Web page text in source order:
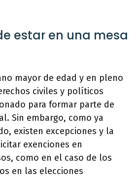
estar en una mesa
mayor de edad y en pleno
civiles y políticos
para formar parte de
Sin embargo, como ya
existen excepciones y la
exenciones en
como en el caso de los
en las elecciones